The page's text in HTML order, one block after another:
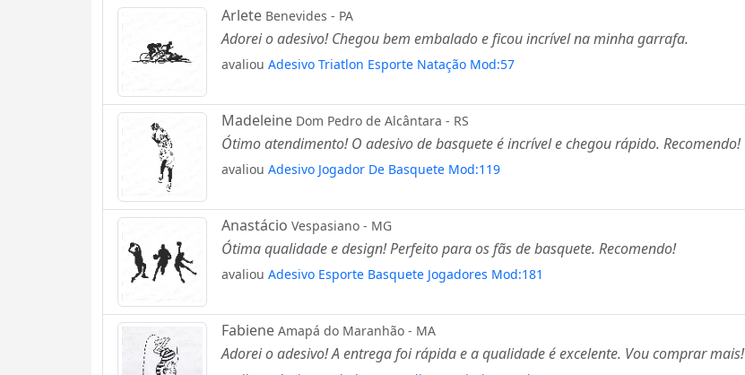
Arlete Benevides - PA
Adorei o adesivo! Chegou bem embalado e ficou incrível na minha garrafa.
avaliou Adesivo Triatlon Esporte Natação Mod:57
Madeleine Dom Pedro de Alcântara - RS
Ótimo atendimento! O adesivo de basquete é incrível e chegou rápido. Recomendo!
avaliou Adesivo Jogador De Basquete Mod:119
Anastácio Vespasiano - MG
Ótima qualidade e design! Perfeito para os fãs de basquete. Recomendo!
avaliou Adesivo Esporte Basquete Jogadores Mod:181
Fabiene Amapá do Maranhão - MA
Adorei o adesivo! A entrega foi rápida e a qualidade é excelente. Vou comprar mais!